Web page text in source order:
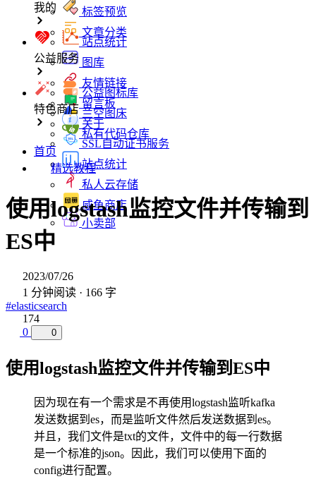
标签预览
文章分类
我的
站点统计
图库
友情链接
留言板
关于
公益服务
公益图标库
兰空图床
私有代码仓库
特色商店
SSL自动证书服务
站点统计
私人云存储
咸鱼商店
小卖部
首页
精选教程
使用logstash监控文件并传输到
ES中
2023/07/26
1 分钟阅读 · 166 字
#elasticsearch
174
0
0
使用logstash监控文件并传输到ES中
因为现在有一个需求是不再使用logstash监听kafka
发送数据到es，而是监听文件然后发送数据到es。
并且，我们文件是txt的文件，文件中的每一行数据
是一个标准的json。因此，我们可以使用下面的
config进行配置。